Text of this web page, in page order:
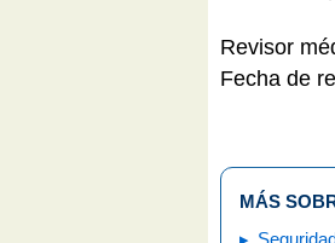
Revisor
Fecha de
MÁS